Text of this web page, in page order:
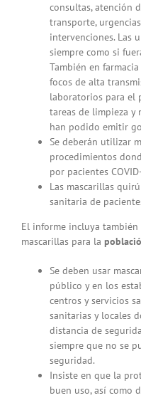
consultas, atención
transporte,
intervenciones. Las
siempre como si
También en
focos de alta
laboratorios para el
tareas de limpieza y
han podido emitir
Se deberán utilizar
procedimientos
por pacientes
Las mascarillas
sanitaria de
El informe incluya
mascarillas para la
Se deben usar
público y en los
centros y servicios
sanitarias y locales
distancia de
siempre que no se
seguridad.
Insiste en que la
buen uso, así como